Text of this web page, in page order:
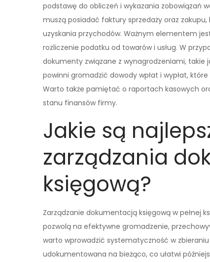
podstawę do obliczeń i wykazania zobowiązań
muszą posiadać faktury sprzedaży oraz
uzyskania przychodów. Ważnym elementem
rozliczenie podatku od towarów i usług. W
dokumenty związane z wynagrodzeniami, takie
powinni gromadzić dowody wpłat i wypłat,
Warto także pamiętać o raportach kasowych
stanu finansów firmy.
Jakie są
zarządzania
księgową?
Zarządzanie dokumentacją księgową w pełnej
pozwolą na efektywne gromadzenie,
warto wprowadzić systematyczność w
udokumentowana na bieżąco, co ułatwi